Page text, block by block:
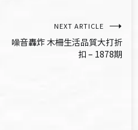
NEXT ARTICLE
噪音轟炸 木柵生活品質大打折
扣 – 1878期